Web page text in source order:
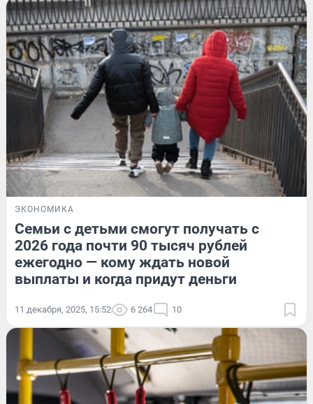
ЭКОНОМИКА
Семьи с детьми смогут получать с
2026 года почти 90 тысяч рублей
ежегодно — кому ждать новой
выплаты и когда придут деньги
11 декабря, 2025, 15:52 6 264 10